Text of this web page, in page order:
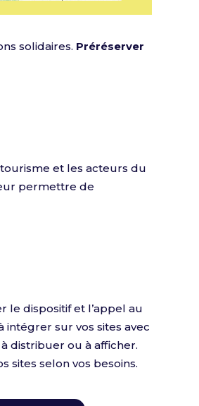
solidaires. Préréserver
et les acteurs du
permettre de
le dispositif et l’appel au
sur vos sites avec
distribuer ou à afficher.
sites selon vos besoins.